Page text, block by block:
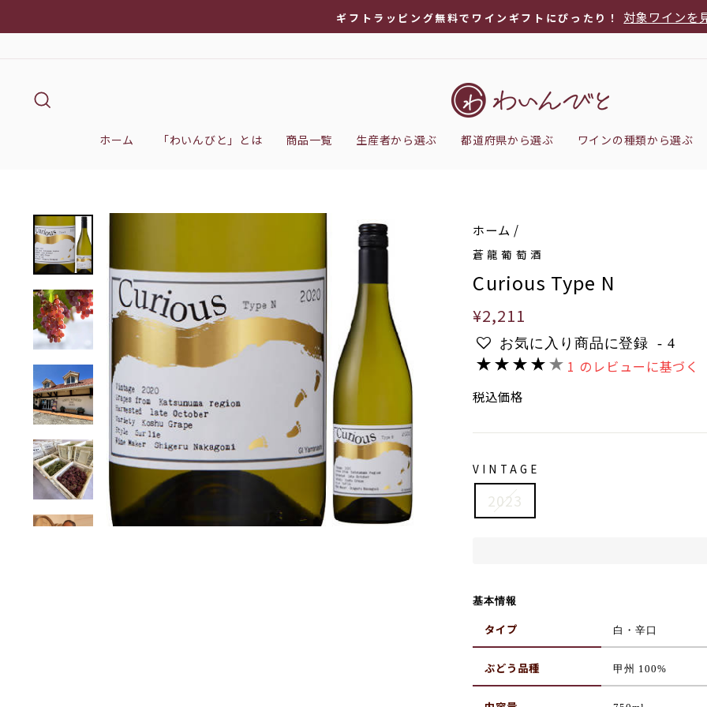
へ
ス
ド
ョ
ギフトラッピング無料でワインギフトにぴったり！ 対象ワインを
ホーム 「わいんびと」とは 商品一覧 生産者から選ぶ 都道府県から選ぶ ワインの種類から選ぶ
ホーム /
蒼龍葡萄酒
Curious Type N
通
常
価
格
¥2,211
お気に入り商品に登録 - 4
1 のレビューに基づく
税込価格
VINTAGE
2023
基本情報
タイプ 白 ・辛口
ぶどう品種 甲州 100%